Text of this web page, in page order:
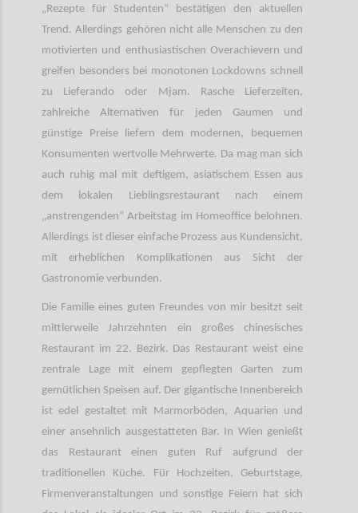
„Rezepte für Studenten“ bestätigen den aktuellen
Trend. Allerdings gehören nicht alle Menschen zu den
motivierten und enthusiastischen Overachievern und
greifen besonders bei monotonen Lockdowns schnell
zu Lieferando oder Mjam. Rasche Lieferzeiten,
zahlreiche Alternativen für jeden Gaumen und
günstige Preise liefern dem modernen, bequemen
Konsumenten wertvolle Mehrwerte. Da mag man sich
auch ruhig mal mit deftigem, asiatischem Essen aus
dem lokalen Lieblingsrestaurant nach einem
„anstrengenden“ Arbeitstag im Homeoffice belohnen.
Allerdings ist dieser einfache Prozess aus Kundensicht,
mit erheblichen Komplikationen aus Sicht der
Gastronomie verbunden.
Die Familie eines guten Freundes von mir besitzt seit
mittlerweile Jahrzehnten ein großes chinesisches
Restaurant im 22. Bezirk. Das Restaurant weist eine
zentrale Lage mit einem gepflegten Garten zum
gemütlichen Speisen auf. Der gigantische Innenbereich
ist edel gestaltet mit Marmorböden, Aquarien und
einer ansehnlich ausgestatteten Bar. In Wien genießt
das Restaurant einen guten Ruf aufgrund der
traditionellen Küche. Für Hochzeiten, Geburtstage,
Firmenveranstaltungen und sonstige Feiern hat sich